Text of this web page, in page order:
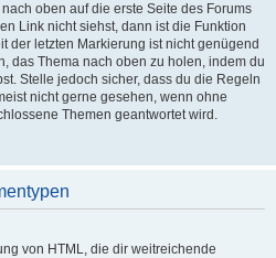
oben auf die erste Seite des Forums
Link nicht siehst, dann ist die Funktion
der letzten Markierung ist nicht genügend
das Thema nach oben zu holen, indem du
Stelle jedoch sicher, dass du die Regeln
nicht gerne gesehen, wenn ohne
Themen geantwortet wird.
von HTML, die dir weitreichende